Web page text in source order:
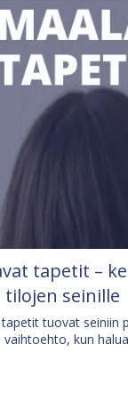
tapetit –
seinille
tuovat seiniin
vaihtoehto, kun